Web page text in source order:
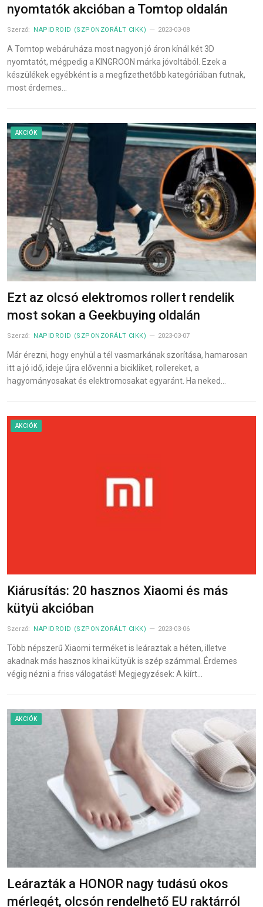
nyomtatók akcióban a Tomtop oldalán
Szerző: NAPIDROID (SZPONZORÁLT CIKK) 2023-03-08
A Tomtop webáruháza most nagyon jó áron kínál két 3D
nyomtatót, mégpedig a KINGROON márka jóvoltából. Ezek a
készülékek egyébként is a megfizethetőbb kategóriában futnak,
most érdemes…
AKCIÓK
Ezt az olcsó elektromos rollert rendelik
most sokan a Geekbuying oldalán
Szerző: NAPIDROID (SZPONZORÁLT CIKK) 2023-03-07
Már érezni, hogy enyhül a tél vasmarkának szorítása, hamarosan
itt a jó idő, ideje újra elővenni a bicikliket, rollereket, a
hagyományosakat és elektromosakat egyaránt. Ha neked…
AKCIÓK
Kiárusítás: 20 hasznos Xiaomi és más
kütyü akcióban
Szerző: NAPIDROID (SZPONZORÁLT CIKK) 2023-03-06
Több népszerű Xiaomi terméket is leáraztak a héten, illetve
akadnak más hasznos kínai kütyük is szép számmal. Érdemes
végig nézni a friss válogatást! Megjegyzések: A kiírt…
AKCIÓK
Leárazták a HONOR nagy tudású okos
mérlegét, olcsón rendelhető EU raktárról